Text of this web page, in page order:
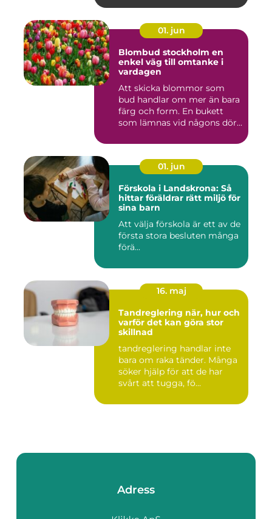
01. jun
Blombud stockholm en
enkel väg till omtanke i
vardagen
Att skicka blommor som
bud handlar om mer än bara
färg och form. En bukett
som lämnas vid någons dör...
01. jun
Förskola i Landskrona: Så
hittar föräldrar rätt miljö för
sina barn
Att välja förskola är ett av de
första stora besluten många
förä...
16. maj
Tandreglering när, hur och
varför det kan göra stor
skillnad
tandreglering handlar inte
bara om raka tänder. Många
söker hjälp för att de har
svårt att tugga, fö...
Adress